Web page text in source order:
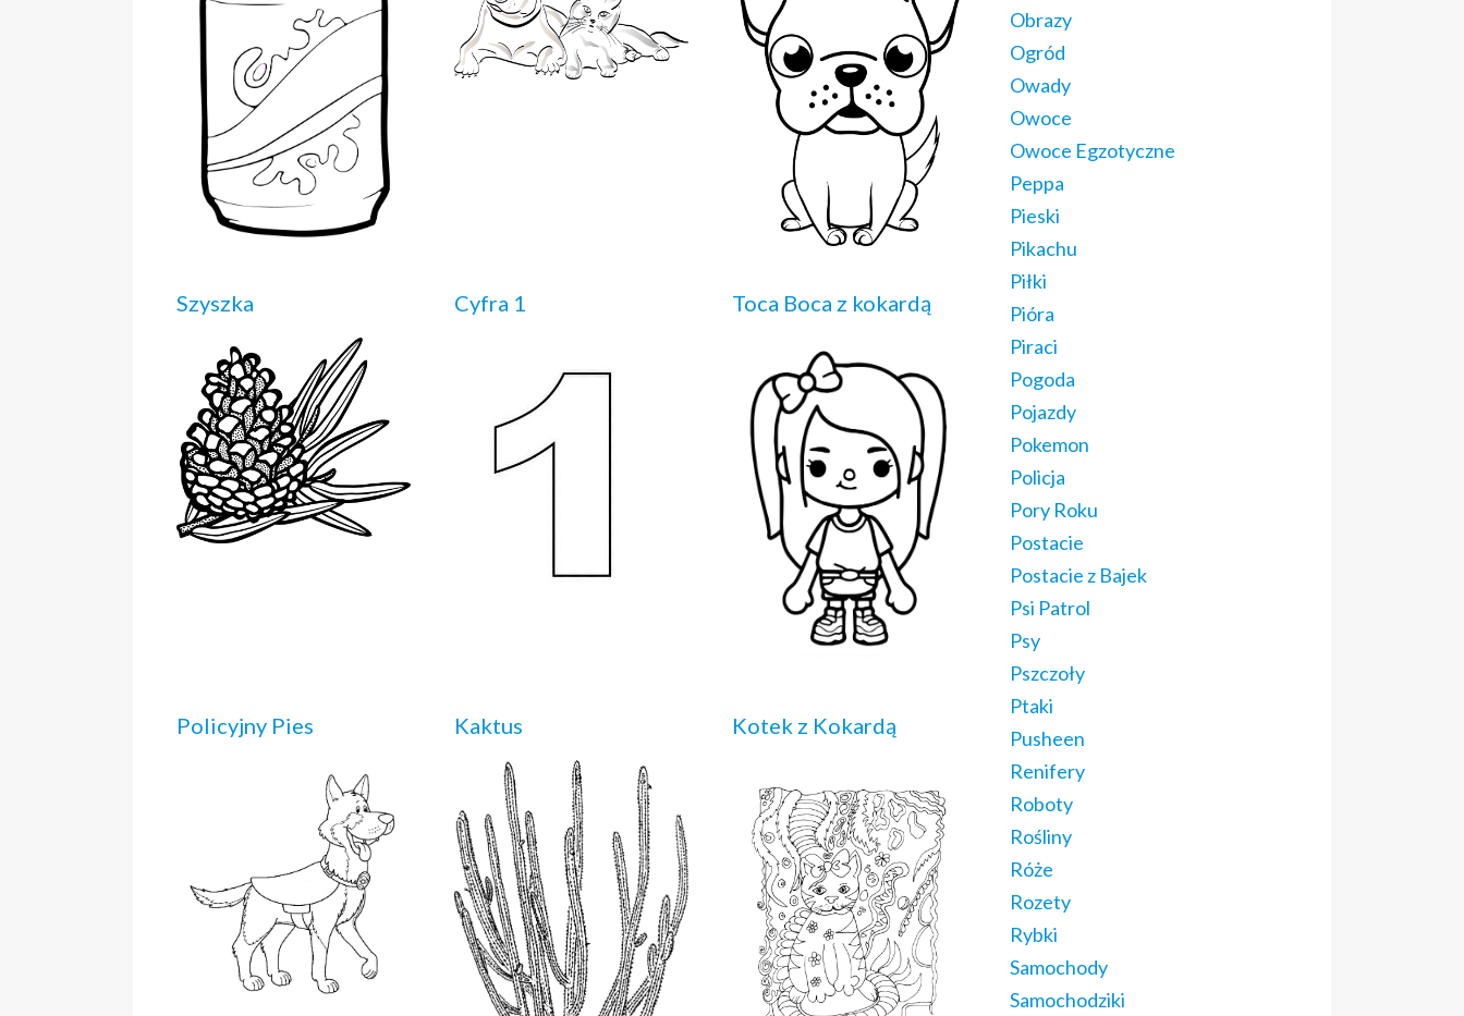
Szyszka Cyfra 1 Toca Boca z kokardą
Policyjny Pies Kaktus Kotek z Kokardą
Obrazy
Ogród
Owady
Owoce
Owoce Egzotyczne
Peppa
Pieski
Pikachu
Piłki
Pióra
Piraci
Pogoda
Pojazdy
Pokemon
Policja
Pory Roku
Postacie
Postacie z Bajek
Psi Patrol
Psy
Pszczoły
Ptaki
Pusheen
Renifery
Roboty
Rośliny
Róże
Rozety
Rybki
Samochody
Samochodziki